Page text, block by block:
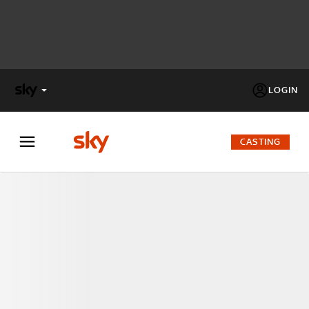
LOGIN
FACTOR
CASTING